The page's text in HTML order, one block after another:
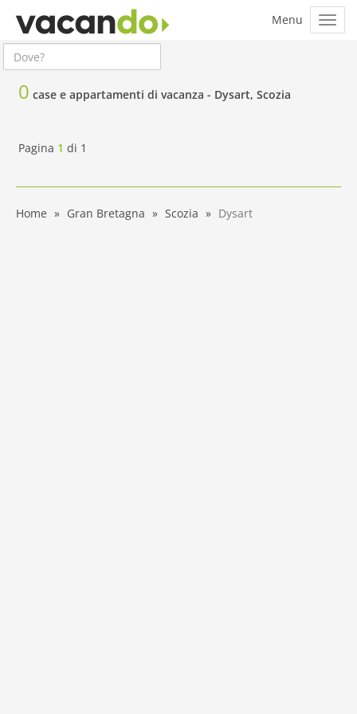
0 case e appartamenti di vacanza - Dysart, Scozia
Pagina 1 di 1
Home Gran Bretagna Scozia Dysart